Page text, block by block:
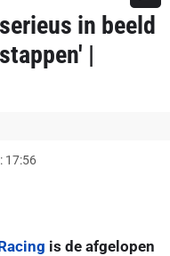
in beeld
|
17:56
is de afgelopen